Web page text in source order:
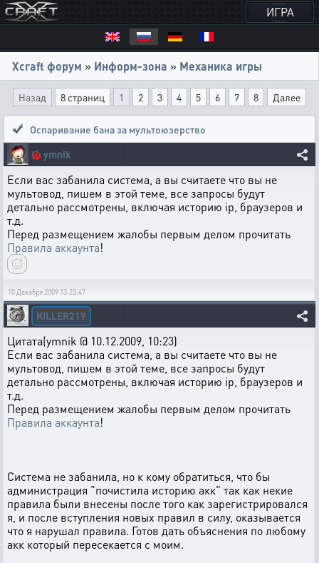
ИГРА
Xcraft форум » Информ-зона » Механика игры
Назад 8 страниц 1 2 3 4 5 6 7 8 Далее
Оспаривание бана за мультоюзерство
🐞 ymnik
Если вас забанила система, а вы считаете что вы не
мультовод, пишем в этой теме, все запросы будут
детально рассмотрены, включая историю ip, браузеров и
т.д.
Перед размещением жалобы первым делом прочитать
Правила аккаунта!
10 Декабря 2009 13:23:47
KILLER219
Цитата(ymnik @ 10.12.2009, 10:23)
Если вас забанила система, а вы считаете что вы не
мультовод, пишем в этой теме, все запросы будут
детально рассмотрены, включая историю ip, браузеров и
т.д.
Перед размещением жалобы первым делом прочитать
Правила аккаунта!
Система не забанила, но к кому обратиться, что бы
администрация "почистила историю акк" так как некие
правила были внесены после того как зарегистрировался
я, и после вступления новых правил в силу, оказывается
что я нарушал правила. Готов дать объяснения по любому
акк который пересекается с моим.